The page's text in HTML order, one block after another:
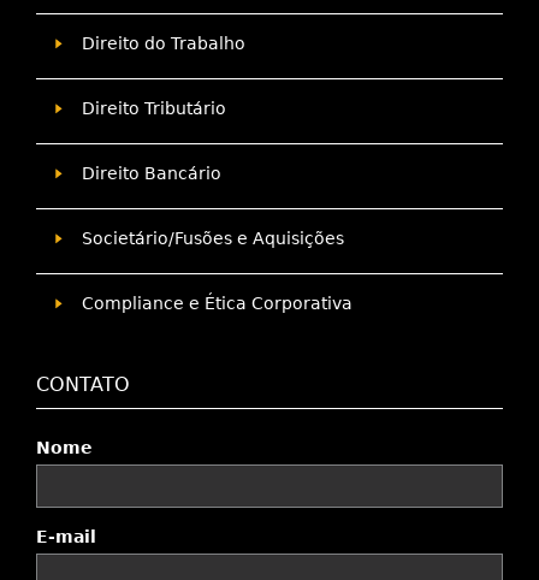
Direito do Trabalho
Direito Tributário
Direito Bancário
Societário/Fusões e Aquisições
Compliance e Ética Corporativa
CONTATO
Nome
E-mail